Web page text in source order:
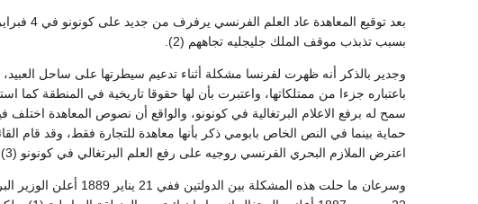
بسبب تذبذب موقف الملك جليجليه تجاههم (2).
وجدير بالذكر أنه ظهرت لفرنسا مشكلة أثناء تدعيم سيطرتها على ساحل العبيد،
سمح له برفع الاعلام البرتغالية في كونونو، والواقع أن نصوص المعاهدة
حماية بينما في النص الخاص بابومي ذكر بأنها معاهدة للتجارة فقط، وقد قام
اعترض الملازم البحري الفرنسي روجيه على رفع العلم البرتغالي في كونونو (3).
وسرعان ما حلت هذه